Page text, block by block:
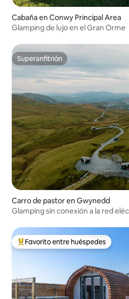
Cabaña en Conwy Principal Area
Glamping de lujo en el Gran Orme
Superanfitrión
Superanfitrión
Carro de pastor en Gwynedd
Glamping sin conexión a la red
De los mejores en Favorito entre
Favorito entre huéspedes